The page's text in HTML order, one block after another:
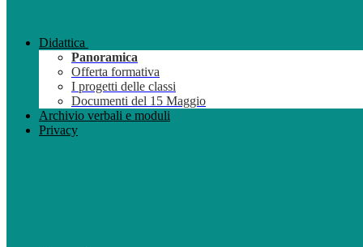
Didattica
Panoramica
Offerta formativa
I progetti delle classi
Documenti del 15 Maggio
Archivio verbali e moduli
Privacy